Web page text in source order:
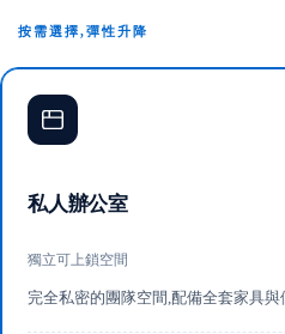
按需選擇,彈性升降
私人辦公室
獨立可上鎖空間
完全私密的團隊空間,配備全套家具與